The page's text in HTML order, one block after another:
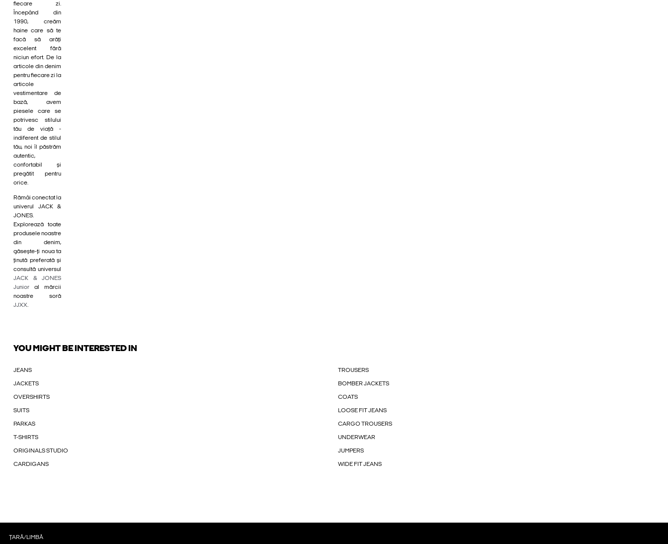
fiecare zi.
Începând din
1990, creăm
haine care să te
facă să arăți
excelent fără
niciun efort. De la
articole din denim
pentru fiecare zi la
articole
vestimentare de
bază, avem
piesele care se
potrivesc stilului
tău de viață -
indiferent de stilul
tău, noi îl păstrăm
autentic,
confortabil și
pregătit pentru
orice.
Rămâi conectat la
univerul JACK &
JONES.
Explorează toate
produsele noastre
din denim,
găsește-ți noua ta
ținută preferată și
consultă universul
JACK & JONES
Junior al mărcii
noastre soră
JJXX.
YOU MIGHT BE INTERESTED IN
JEANS TROUSERS
JACKETS BOMBER JACKETS
OVERSHIRTS COATS
SUITS LOOSE FIT JEANS
PARKAS CARGO TROUSERS
T-SHIRTS UNDERWEAR
ORIGINALS STUDIO JUMPERS
CARDIGANS WIDE FIT JEANS
ȚARĂ/LIMBĂ